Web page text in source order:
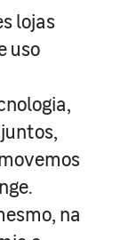
lojas
uso
na